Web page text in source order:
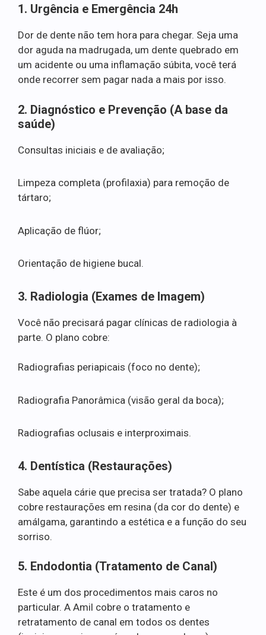
1. Urgência e Emergência 24h
Dor de dente não tem hora para chegar. Seja uma
dor aguda na madrugada, um dente quebrado em
um acidente ou uma inflamação súbita, você terá
onde recorrer sem pagar nada a mais por isso.
2. Diagnóstico e Prevenção (A base da
saúde)
Consultas iniciais e de avaliação;
Limpeza completa (profilaxia) para remoção de
tártaro;
Aplicação de flúor;
Orientação de higiene bucal.
3. Radiologia (Exames de Imagem)
Você não precisará pagar clínicas de radiologia à
parte. O plano cobre:
Radiografias periapicais (foco no dente);
Radiografia Panorâmica (visão geral da boca);
Radiografias oclusais e interproximais.
4. Dentística (Restaurações)
Sabe aquela cárie que precisa ser tratada? O plano
cobre restaurações em resina (da cor do dente) e
amálgama, garantindo a estética e a função do seu
sorriso.
5. Endodontia (Tratamento de Canal)
Este é um dos procedimentos mais caros no
particular. A Amil cobre o tratamento e
retratamento de canal em todos os dentes